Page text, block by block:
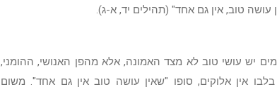
עושה טוב, אין גם אחד" (תהילים יד, א-ג).
יש עושי טוב לא מצד האמונה, אלא מהפן האנושי, ההומני,
אין אלוקים, סופו "שאין עושה טוב אין גם אחד". משום